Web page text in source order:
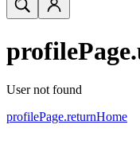
User not found
profilePage.returnHome